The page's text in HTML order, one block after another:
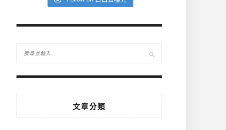
文章分類